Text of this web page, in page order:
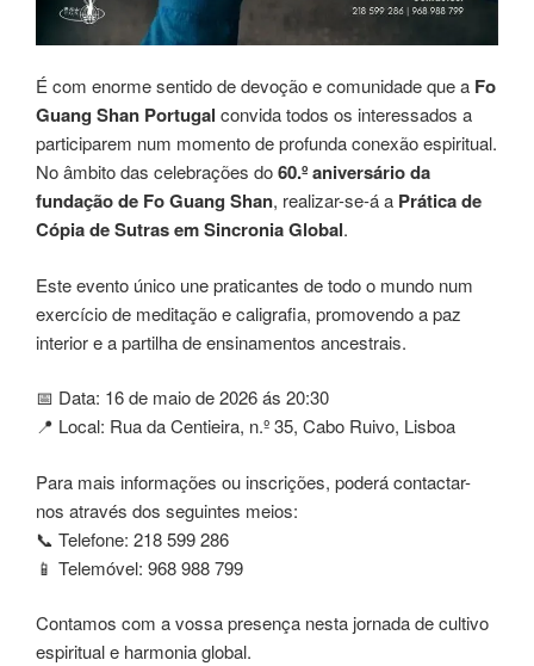
É com enorme sentido de devoção e comunidade que a Fo
Guang Shan Portugal convida todos os interessados a
participarem num momento de profunda conexão espiritual.
No âmbito das celebrações do60.º aniversário da
fundação de Fo Guang Shan, realizar-se-á a Prática de
Cópia de Sutras em Sincronia Global.
Este evento único une praticantes de todo o mundo num
exercício de meditação e caligrafia, promovendo a paz
interior e a partilha de ensinamentos ancestrais.
📅 Data: 16 de maio de 2026 ás 20:30
📍 Local: Rua da Centieira, n.º 35, Cabo Ruivo, Lisboa
Para mais informações ou inscrições, poderá contactar-
nos através dos seguintes meios:
📞 Telefone: 218 599 286
📱 Telemóvel: 968 988 799
Contamos com a vossa presença nesta jornada de cultivo
espiritual e harmonia global.